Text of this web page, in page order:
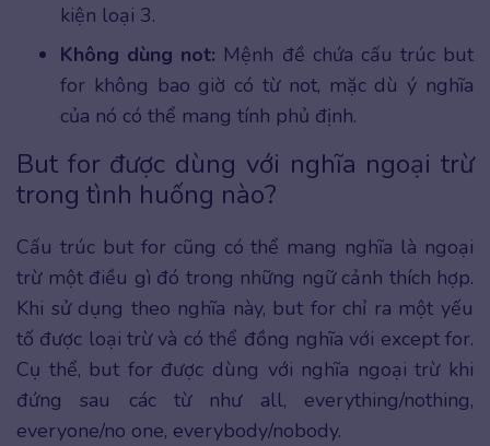
kiện loại 3.
Không dùng not: Mệnh đề chứa cấu trúc but
for không bao giờ có từ not, mặc dù ý nghĩa
của nó có thể mang tính phủ định.
But for được dùng với nghĩa ngoại trừ
trong tình huống nào?
Cấu trúc but for cũng có thể mang nghĩa là ngoại
trừ một điều gì đó trong những ngữ cảnh thích hợp.
Khi sử dụng theo nghĩa này, but for chỉ ra một yếu
tố được loại trừ và có thể đồng nghĩa với except for.
Cụ thể, but for được dùng với nghĩa ngoại trừ khi
đứng sau các từ như all, everything/nothing,
everyone/no one, everybody/nobody.